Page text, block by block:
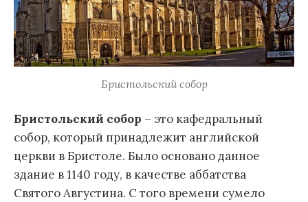
Бристольский собор
Бристольский собор – это кафедральный
собор, который принадлежит английской
церкви в Бристоле. Было основано данное
здание в 1140 году, в качестве аббатства
Святого Августина. С того времени сумело